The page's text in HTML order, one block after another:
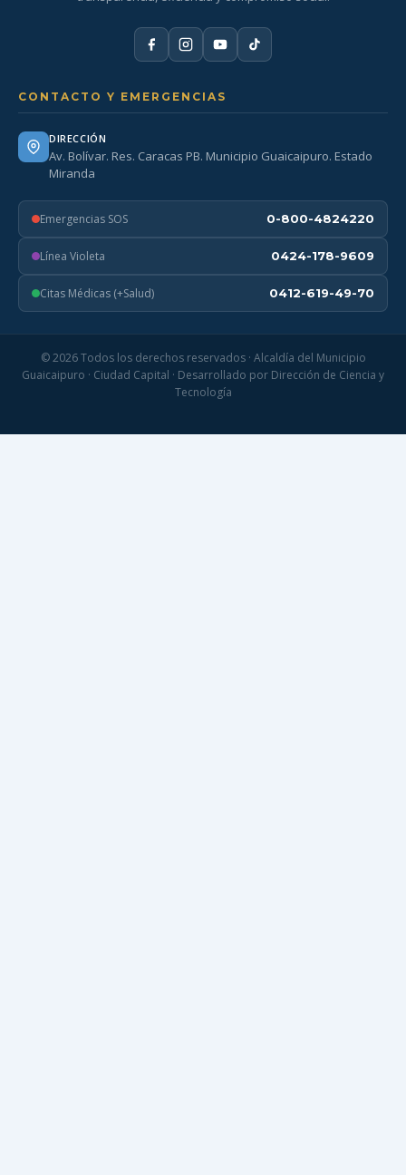
CONTACTO Y EMERGENCIAS
DIRECCIÓN
Av. Bolívar. Res. Caracas PB. Municipio Guaicaipuro. Estado
Miranda
Emergencias SOS 0-800-4824220
Línea Violeta 0424-178-9609
Citas Médicas (+Salud) 0412-619-49-70
© 2026 Todos los derechos reservados · Alcaldía del Municipio
Guaicaipuro · Ciudad Capital · Desarrollado por Dirección de Ciencia y
Tecnología